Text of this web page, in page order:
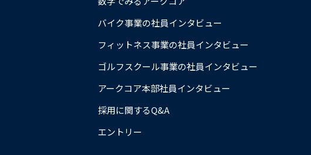
バイク事業の社員インタビュー
フィットネス事業の社員インタビュー
ゴルフスクール事業の社員インタビュー
アークコア本部社員インタビュー
採用に関するQ&A
エントリー